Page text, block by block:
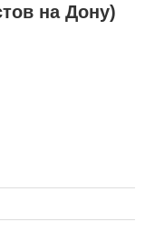
на Дону)